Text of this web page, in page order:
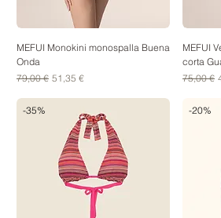
MEFUI Monokini monospalla Buena
Onda
Prezzo regolare
79,00 € Prezzo scontato
51,35 €
MEFUI
corta
Prezzo
75,00 €
-35% -20%